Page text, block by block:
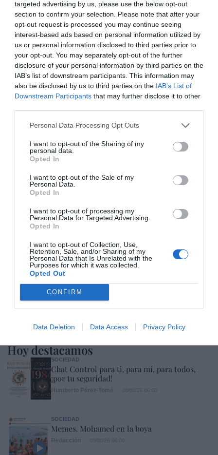
targeted advertising by us, please use the below opt-out
section to confirm your selection. Please note that after your
opt-out request is processed you may continue seeing
interest-based ads based on personal information utilized by
us or personal information disclosed to third parties prior to
your opt-out. You may separately opt-out of the further
disclosure of your personal information by third parties on the
IAB’s list of downstream participants. This information may
also be disclosed by us to third parties on the IAB’s List of
Downstream Participants that may further disclose it to other
Personal Data Processing Opt Outs
I want to opt-out of the Sharing of my
personal data.
Opted In
I want to opt-out of the Sale of my
Personal Data.
Opted In
I want to opt-out of processing my
Personal Data for Targeted Advertising.
Opted In
I want to opt-out of Collection, Use,
Retention, Sale, and/or Sharing of my
Personal Data that Is Unrelated with the
Purposes for which it was collected.
Opted Out
CONFIRM
Data Deletion Data Access Privacy Policy
índice que engloba al sector en Bolsa, sube en lo
que va de año cerca de un 11%.
¿Te ha interesado este artículo?
Suscríbete a nuestro newsletter y recibe cada dia
en tu correo lo más destacado de Hispanidad
Tu correo electrónico...
Hoy destacamos
SOCIEDAD
Chat Control para ti, para mí, para todos,
¡por tu seguridad!
SOCIEDAD
Memes. Mohamed en la boya